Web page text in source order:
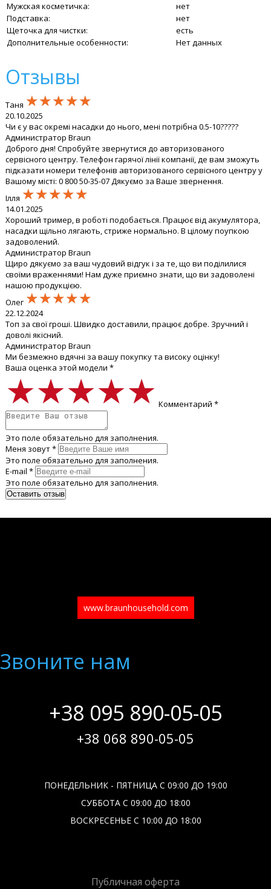
Мужская косметичка:
нет
Подставка:
нет
Щеточка для чистки:
есть
Дополнительные особенности:
Нет данных
Отзывы
Таня ★★★★★
★★★★★
★★★★★
20.10.2025
Чи є у вас окремі насадки до нього, мені потрібна 0.5-10?????
Администратор Braun
Доброго дня! Спробуйте звернутися до авторизованого
сервісного центру. Телефон гарячої лінії компанії, де вам зможуть
підказати номери телефонів авторизованого сервісного центру у
Вашому місті: 0 800 50-35-07 Дякуємо за Ваше звернення.
Ілля ★★★★★
★★★★★
★★★★★
14.01.2025
Хороший тример, в роботі подобається. Працює від акумулятора,
насадки щільно лягають, стриже нормально. В цілому поупкою
задоволений.
Администратор Braun
Щиро дякуємо за ваш чудовий відгук і за те, що ви поділилися
своїми враженнями! Нам дуже приємно знати, що ви задоволені
нашою продукцією.
Олег ★★★★★
★★★★★
★★★★★
22.12.2024
Топ за свої гроші. Швидко доставили, працює добре. Зручний і
доволі якісний.
Администратор Braun
Ми безмежно вдячні за вашу покупку та високу оцінку!
Ваша оценка этой модели *
★★★★★
★★★★★
★★★★★ Комментарий *
Это поле обязательно для заполнения.
Меня зовут *
Это поле обязательно для заполнения.
E-mail *
Это поле обязательно для заполнения.
www.braunhousehold.com
Звоните нам
+38 095 890-05-05
+38 068 890-05-05
ПОНЕДЕЛЬНИК - ПЯТНИЦА С 09:00 ДО 19:00
СУББОТА С 09:00 ДО 18:00
ВОСКРЕСЕНЬЕ С 10:00 ДО 18:00
Публичная оферта